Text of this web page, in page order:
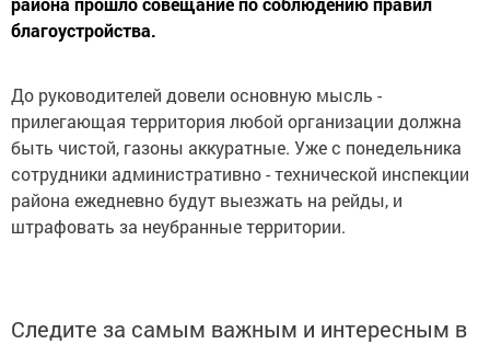
благоустройства.
До руководителей довели основную мысль -
прилегающая территория любой организации должна
быть чистой, газоны аккуратные. Уже с понедельника
сотрудники административно - технической инспекции
района ежедневно будут выезжать на рейды, и
штрафовать за неубранные территории.
Следите за самым важным и интересным в